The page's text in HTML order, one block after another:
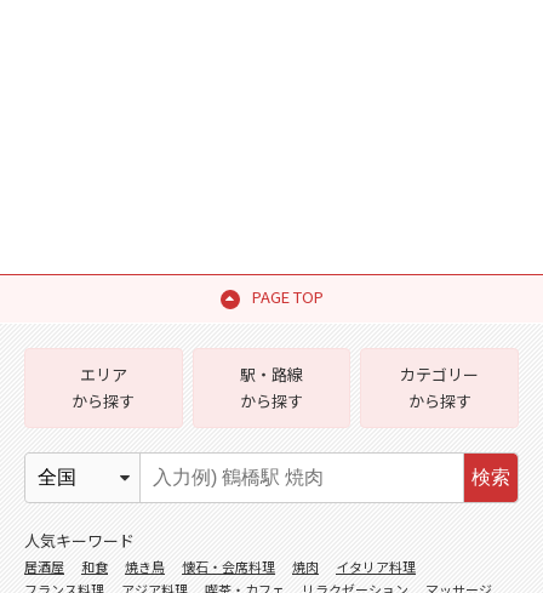
PAGE TOP
エリア
から探す
駅・路線
から探す
カテゴリー
から探す
検索
人気キーワード
居酒屋 和食 焼き鳥 懐石・会席料理 焼肉
イタリア料理
フランス料理
アジア料理 喫茶・カフェ リラクゼーション
マッサージ